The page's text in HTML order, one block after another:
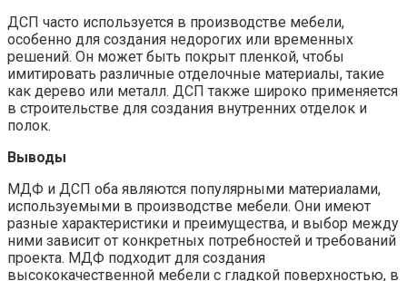
ДСП часто используется в производстве мебели,
особенно для создания недорогих или временных
решений. Он может быть покрыт пленкой, чтобы
имитировать различные отделочные материалы, такие
как дерево или металл. ДСП также широко применяется
в строительстве для создания внутренних отделок и
полок.
Выводы
МДФ и ДСП оба являются популярными материалами,
используемыми в производстве мебели. Они имеют
разные характеристики и преимущества, и выбор между
ними зависит от конкретных потребностей и требований
проекта. МДФ подходит для создания
высококачественной мебели с гладкой поверхностью, в